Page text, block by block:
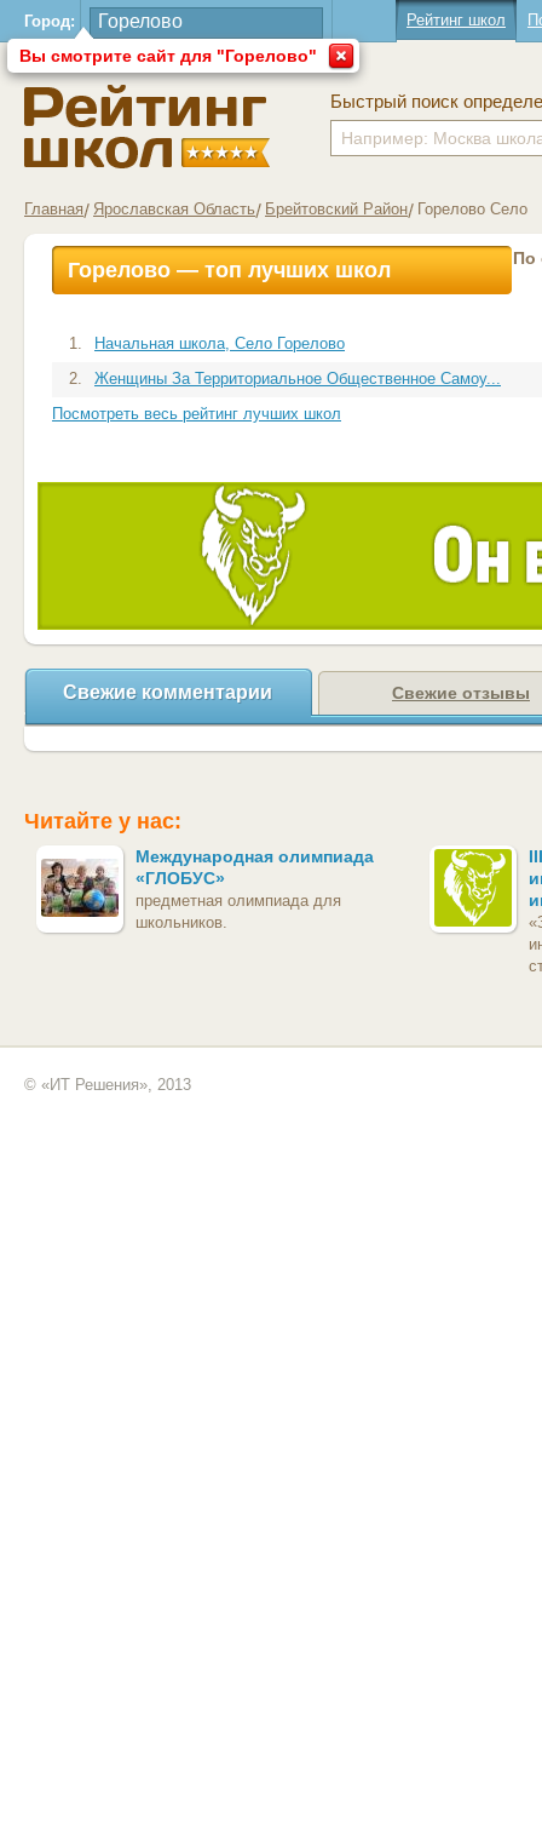
Город:
Вы смотрите сайт для "Горелово"
Рейтинг школ
Быстрый поиск
Главная Ярославская Область Брейтовский Район Горелово Село
Горелово — топ лучших школ По
1.
Начальная школа, Село Горелово
2.
Женщины За Территориальное Общественное Самоу...
Посмотреть весь рейтинг лучших школ
Свежие комментарии Свежие отзывы
Читайте у нас:
Международная олимпиада
«ГЛОБУС»
предметная олимпиада для
школьников.
© «ИТ Решения», 2013